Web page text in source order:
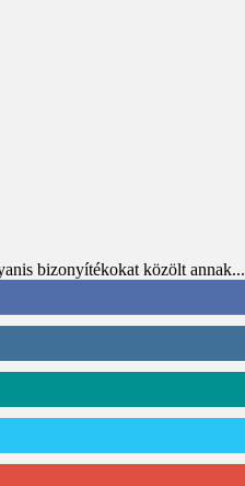
bizonyítékokat közölt annak...